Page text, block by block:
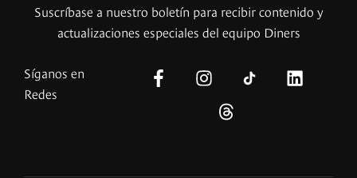
Suscríbase a nuestro boletín para recibir contenido y
actualizaciones especiales del equipo Diners
Síganos en
Redes